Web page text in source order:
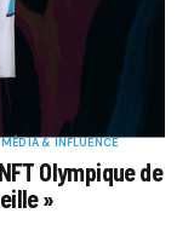
& INFLUENCE
Olympique de
»